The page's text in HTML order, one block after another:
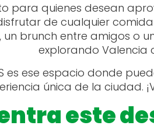
para quienes desean
de cualquier
brunch entre amigos o
explorando Valencia
es ese espacio donde
única de la ciudad.
este